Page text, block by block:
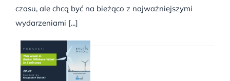
czasu, ale chcą być na bieżąco z najważniejszymi
wydarzeniami [...]